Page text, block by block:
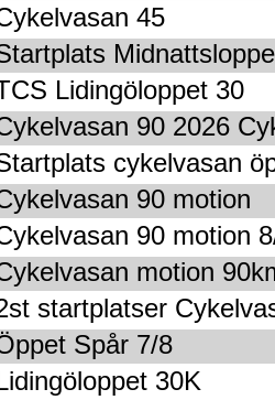
45
Lidingöloppet 30
90 2026
cykelvasan
90 motion
90 motion
motion
startplatser
Spår 7/8
30K